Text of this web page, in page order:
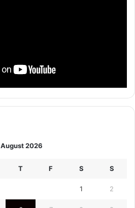
August 2026
T F S S
1 2